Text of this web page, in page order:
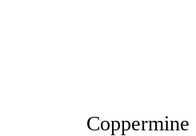
Coppermine